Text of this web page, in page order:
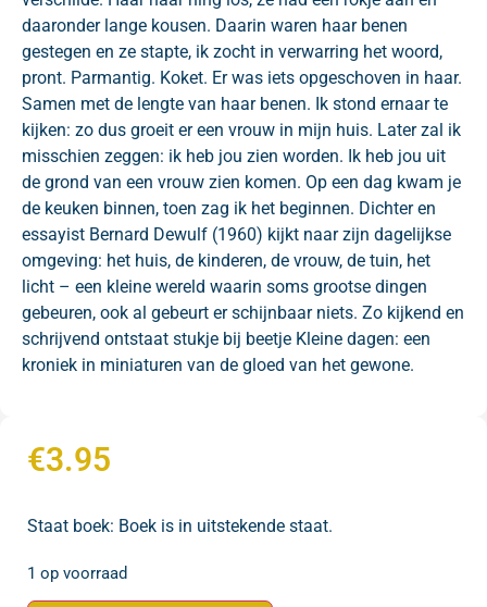
daaronder lange kousen. Daarin waren haar benen
gestegen en ze stapte, ik zocht in verwarring het woord,
pront. Parmantig. Koket. Er was iets opgeschoven in haar.
Samen met de lengte van haar benen. Ik stond ernaar te
kijken: zo dus groeit er een vrouw in mijn huis. Later zal ik
misschien zeggen: ik heb jou zien worden. Ik heb jou uit
de grond van een vrouw zien komen. Op een dag kwam je
de keuken binnen, toen zag ik het beginnen. Dichter en
essayist Bernard Dewulf (1960) kijkt naar zijn dagelijkse
omgeving: het huis, de kinderen, de vrouw, de tuin, het
licht – een kleine wereld waarin soms grootse dingen
gebeuren, ook al gebeurt er schijnbaar niets. Zo kijkend en
schrijvend ontstaat stukje bij beetje Kleine dagen: een
kroniek in miniaturen van de gloed van het gewone.
€3.95
Staat boek: Boek is in uitstekende staat.
1 op voorraad